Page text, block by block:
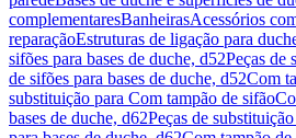
complementaresBanheirasAcessórios
reparaçãoEstruturas de ligação para
sifões para bases de duche, d52Peças de
de sifões para bases de duche, d52Com
substituição para Com tampão de sifão
bases de duche, d62Peças de